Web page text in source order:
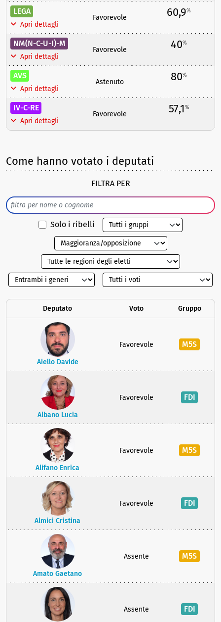
LEGA
Apri dettagli
Favorevole 60,9%
NM(N-C-U-I)-M
Apri dettagli
Favorevole 40%
AVS
Apri dettagli
Astenuto 80%
IV-C-RE
Apri dettagli
Favorevole 57,1%
Come hanno votato i deputati
FILTRA PER
Solo i ribelli
Deputato Voto Gruppo
Aiello Davide
Favorevole M5S
Albano Lucia
Favorevole FDI
Alifano Enrica
Favorevole M5S
Almici Cristina
Favorevole FDI
Amato Gaetano
Assente M5S
Assente FDI